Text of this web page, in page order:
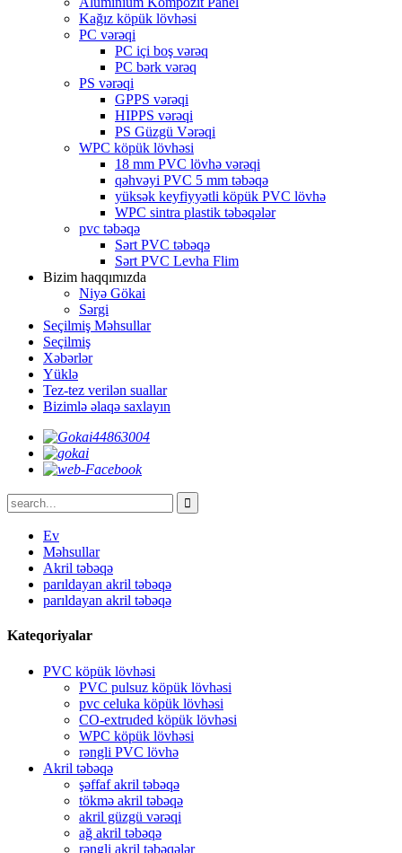
Kağız köpük lövhəsi
PC vərəqi
PC içi boş vərəq
PC bərk vərəq
PS vərəqi
GPPS vərəqi
HIPPS vərəqi
PS Güzgü Vərəqi
WPC köpük lövhəsi
18 mm PVC lövhə vərəqi
qəhvəyi PVC 5 mm təbəqə
yüksək keyfiyyətli köpük PVC lövhə
WPC sintra plastik təbəqələr
pvc təbəqə
Sərt PVC təbəqə
Sərt PVC Levha Flim
Bizim haqqımızda
Niyə Gökai
Sərgi
Seçilmiş Məhsullar
Seçilmiş
Xəbərlər
Yüklə
Tez-tez verilən suallar
Bizimlə əlaqə saxlayın
Ev
Məhsullar
Akril təbəqə
parıldayan akril təbəqə
parıldayan akril təbəqə
Kateqoriyalar
PVC köpük lövhəsi
PVC pulsuz köpük lövhəsi
pvc celuka köpük lövhəsi
CO-extruded köpük lövhəsi
WPC köpük lövhəsi
rəngli PVC lövhə
Akril təbəqə
şəffaf akril təbəqə
tökmə akril təbəqə
akril güzgü vərəqi
ağ akril təbəqə
rəngli akril təbəqələr